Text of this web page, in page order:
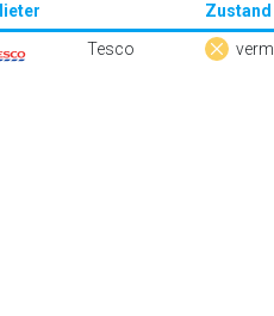
Zustand
Tesco